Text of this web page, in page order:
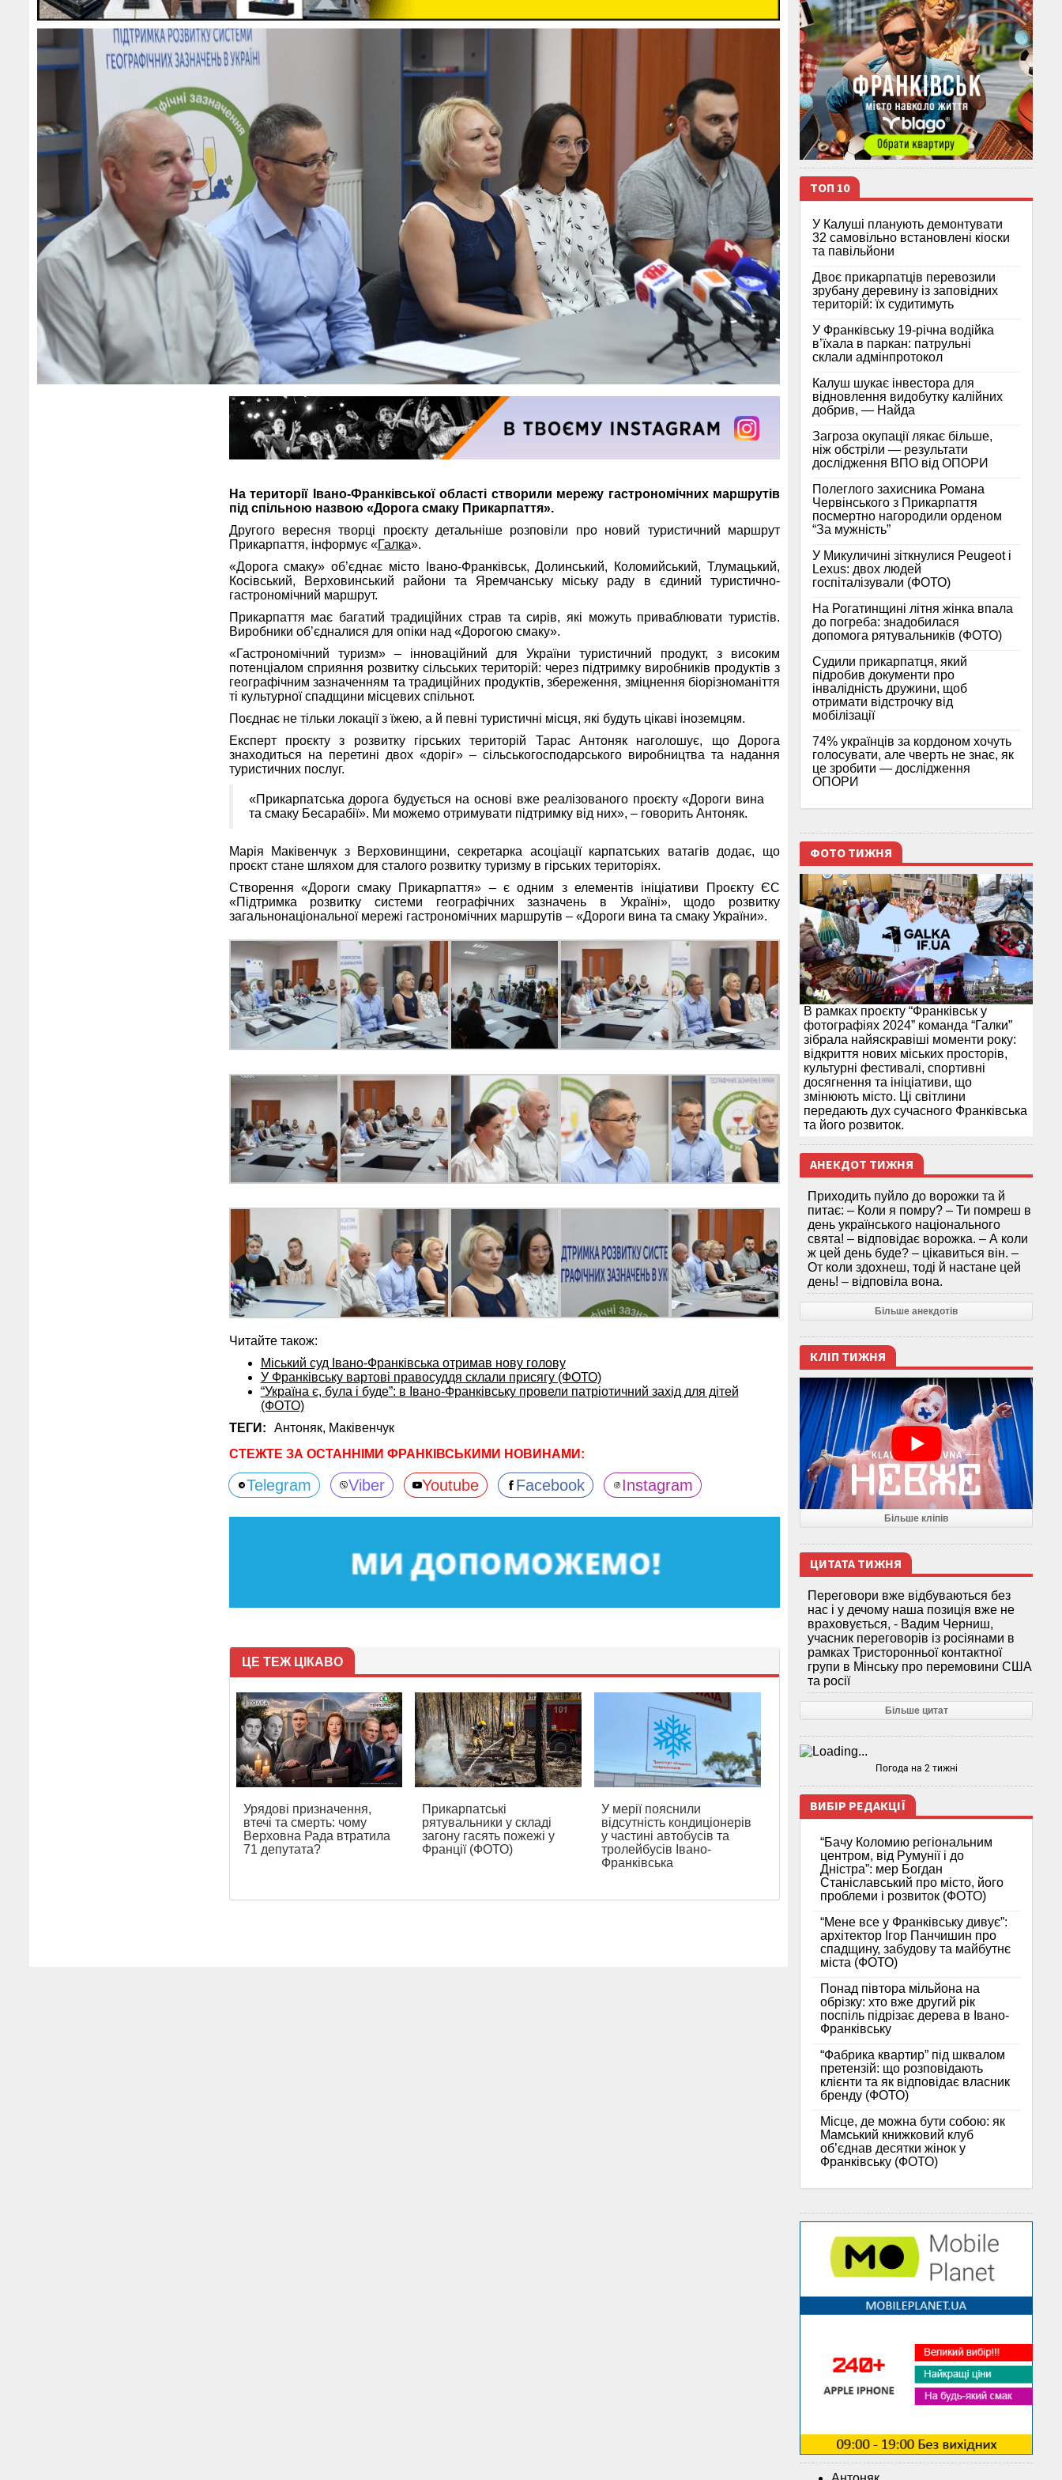
На території Івано-Франківської області створили мережу гастрономічних маршрутів
під спільною назвою «Дорога смаку Прикарпаття».
Другого вересня творці проєкту детальніше розповіли про новий туристичний маршрут
Прикарпаття, інформує «Галка».
«Дорога смаку» об’єднає місто Івано-Франківськ, Долинський, Коломийський, Тлумацький,
Косівський, Верховинський райони та Яремчанську міську раду в єдиний туристично-
гастрономічний маршрут.
Прикарпаття має багатий традиційних страв та сирів, які можуть приваблювати туристів.
Виробники об’єдналися для опіки над «Дорогою смаку».
«Гастрономічний туризм» – інноваційний для України туристичний продукт, з високим
потенціалом сприяння розвитку сільських територій: через підтримку виробників продуктів з
географічним зазначенням та традиційних продуктів, збереження, зміцнення біорізноманіття
ті культурної спадщини місцевих спільнот.
Поєднає не тільки локації з їжею, а й певні туристичні місця, які будуть цікаві іноземцям.
Експерт проєкту з розвитку гірських територій Тарас Антоняк наголошує, що Дорога
знаходиться на перетині двох «доріг» – сільськогосподарського виробництва та надання
туристичних послуг.
«Прикарпатська дорога будується на основі вже реалізованого проєкту «Дороги вина
та смаку Бесарабії». Ми можемо отримувати підтримку від них», – говорить Антоняк.
Марія Маківенчук з Верховинщини, секретарка асоціації карпатських ватагів додає, що
проєкт стане шляхом для сталого розвитку туризму в гірських територіях.
Створення «Дороги смаку Прикарпаття» – є одним з елементів ініціативи Проєкту ЄС
«Підтримка розвитку системи географічних зазначень в Україні», щодо розвитку
загальнонаціональної мережі гастрономічних маршрутів – «Дороги вина та смаку України».
Читайте також:
Міський суд Івано-Франківська отримав нову голову
У Франківську вартові правосуддя склали присягу (ФОТО)
“Україна є, була і буде”: в Івано-Франківську провели патріотичний захід для дітей
(ФОТО)
ТЕГИ:
Антоняк, Маківенчук
СТЕЖТЕ ЗА ОСТАННІМИ ФРАНКІВСЬКИМИ НОВИНАМИ:
Telegram Viber Youtube Facebook Instagram
ЦЕ ТЕЖ ЦІКАВО
Урядові призначення,
втечі та смерть: чому
Верховна Рада втратила
71 депутата?
Прикарпатські
рятувальники у складі
загону гасять пожежі у
Франції (ФОТО)
У мерії пояснили
відсутність кондиціонерів
у частині автобусів та
тролейбусів Івано-
Франківська
ТОП 10
У Калуші планують демонтувати
32 самовільно встановлені кіоски
та павільйони
Двоє прикарпатців перевозили
зрубану деревину із заповідних
територій: їх судитимуть
У Франківську 19-річна водійка
в’їхала в паркан: патрульні
склали адмінпротокол
Калуш шукає інвестора для
відновлення видобутку калійних
добрив, — Найда
Загроза окупації лякає більше,
ніж обстріли — результати
дослідження ВПО від ОПОРИ
Полеглого захисника Романа
Червінського з Прикарпаття
посмертно нагородили орденом
“За мужність”
У Микуличині зіткнулися Peugeot і
Lexus: двох людей
госпіталізували (ФОТО)
На Рогатинщині літня жінка впала
до погреба: знадобилася
допомога рятувальників (ФОТО)
Судили прикарпатця, який
підробив документи про
інвалідність дружини, щоб
отримати відстрочку від
мобілізації
74% українців за кордоном хочуть
голосувати, але чверть не знає, як
це зробити — дослідження
ОПОРИ
ФОТО ТИЖНЯ
В рамках проєкту “Франківськ у
фотографіях 2024” команда “Галки”
зібрала найяскравіші моменти року:
відкриття нових міських просторів,
культурні фестивалі, спортивні
досягнення та ініціативи, що
змінюють місто. Ці світлини
передають дух сучасного Франківська
та його розвиток.
АНЕКДОТ ТИЖНЯ
Приходить пуйло до ворожки та й
питає: – Коли я помру? – Ти помреш в
день українського національного
свята! – відповідає ворожка. – А коли
ж цей день буде? – цікавиться він. –
От коли здохнеш, тоді й настане цей
день! – відповіла вона.
Більше анекдотів
КЛІП ТИЖНЯ
Більше кліпів
ЦИТАТА ТИЖНЯ
Переговори вже відбуваються без
нас і у дечому наша позиція вже не
враховується, - Вадим Черниш,
учасник переговорів із росіянами в
рамках Тристоронньої контактної
групи в Мінську про перемовини США
та росії
Більше цитат
Погода на 2 тижні
ВИБІР РЕДАКЦІЇ
“Бачу Коломию регіональним
центром, від Румунії і до
Дністра”: мер Богдан
Станіславський про місто, його
проблеми і розвиток (ФОТО)
“Мене все у Франківську дивує”:
архітектор Ігор Панчишин про
спадщину, забудову та майбутнє
міста (ФОТО)
Понад півтора мільйона на
обрізку: хто вже другий рік
поспіль підрізає дерева в Івано-
Франківську
“Фабрика квартир” під шквалом
претензій: що розповідають
клієнти та як відповідає власник
бренду (ФОТО)
Місце, де можна бути собою: як
Мамський книжковий клуб
об’єднав десятки жінок у
Франківську (ФОТО)